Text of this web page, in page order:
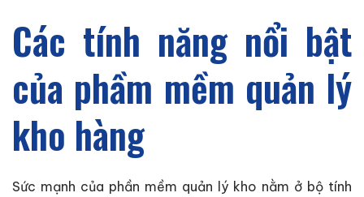
Các tính năng nổi bật
của phầm mềm quản lý
kho hàng
Sức mạnh của phần mềm quản lý kho nằm ở bộ tính